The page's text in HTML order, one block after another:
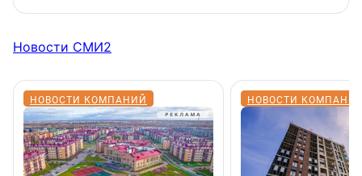
Новости СМИ2
НОВОСТИ КОМПАНИЙ НОВОСТИ